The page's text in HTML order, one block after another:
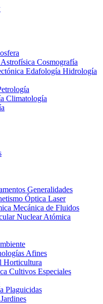
Cosmografía
Edafología Hidrología
Climatología
Generalidades
Óptica Laser
Mecánica de Fluidos
Nuclear Atómica
Afines
Horticultura
Cultivos Especiales
Plaguicidas